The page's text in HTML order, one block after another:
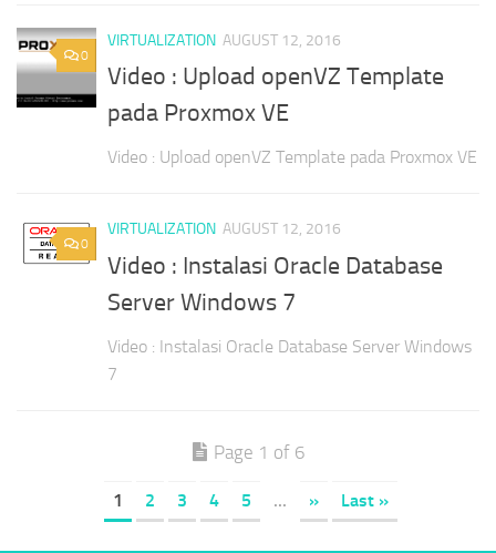
0
VIRTUALIZATION AUGUST 12, 2016
Video : Upload openVZ Template
pada Proxmox VE
Video : Upload openVZ Template pada Proxmox VE
0
VIRTUALIZATION AUGUST 12, 2016
Video : Instalasi Oracle Database
Server Windows 7
Video : Instalasi Oracle Database Server Windows
7
Page 1 of 6
1 2 3 4 5 ... » Last »